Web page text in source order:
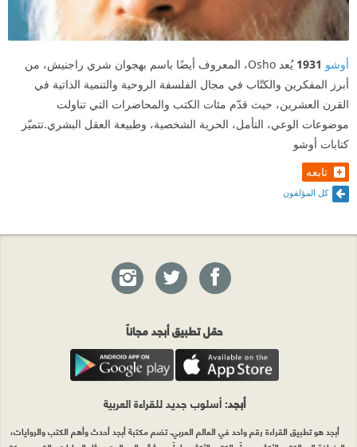
أوشو 1931
يُعد Osho، المعروف أيضًا باسم بهجوان شري راجنيش، من
أبرز المفكرين والكتّاب في مجال الفلسفة الروحية والتنمية الذاتية في
القرن العشرين، حيث قدّم مئات الكتب والمحاضرات التي تناولت
موضوعات الوعي، التأمل، الحرية الشخصية، وطبيعة العقل البشري.تتميّز
كتابات أوشو
تابعه
كل المؤلفون
حمّل تطبيق أبجد مجاناً
أبجد: أسلوب جديد للقراءة العربية
أبجد هو تطبيق القراءة رقم واحد في العالم العربي. تضم مكتبة أبجد أحدث وأهم الكتب والروايات،